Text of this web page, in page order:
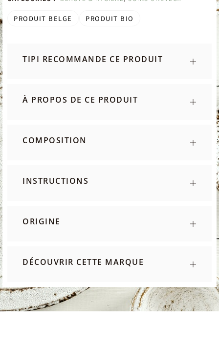
PRODUIT BELGE PRODUIT BIO
TIPI RECOMMANDE CE PRODUIT
À PROPOS DE CE PRODUIT
COMPOSITION
INSTRUCTIONS
ORIGINE
DÉCOUVRIR CETTE MARQUE